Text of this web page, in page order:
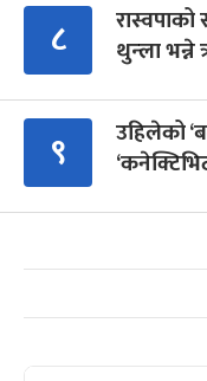
८
रास्वपाको
थुन्ला भन्ने
९
उहिलेको